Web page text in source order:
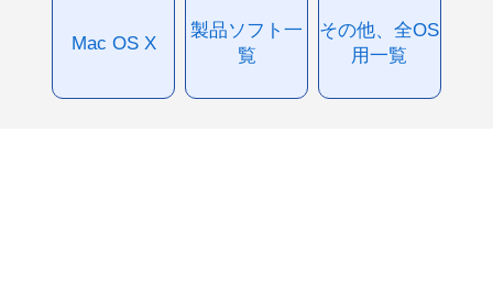
Mac OS X
製品ソフト一
覧
その他、全OS
用一覧